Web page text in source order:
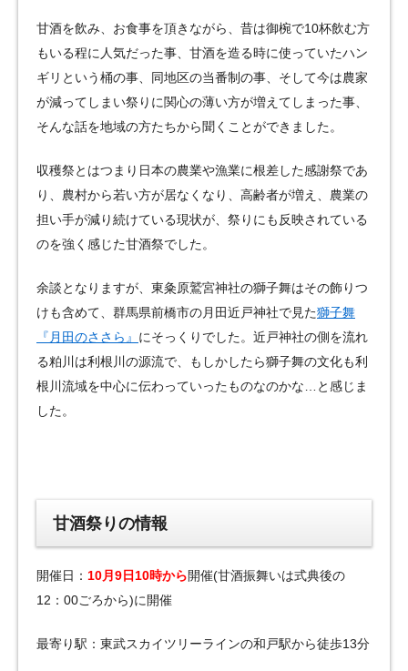
甘酒を飲み、お食事を頂きながら、昔は御椀で10杯飲む方
もいる程に人気だった事、甘酒を造る時に使っていたハン
ギリという桶の事、同地区の当番制の事、そして今は農家
が減ってしまい祭りに関心の薄い方が増えてしまった事、
そんな話を地域の方たちから聞くことができました。
収穫祭とはつまり日本の農業や漁業に根差した感謝祭であ
り、農村から若い方が居なくなり、高齢者が増え、農業の
担い手が減り続けている現状が、祭りにも反映されている
のを強く感じた甘酒祭でした。
余談となりますが、東粂原鷲宮神社の獅子舞はその飾りつ
けも含めて、群馬県前橋市の月田近戸神社で見た獅子舞
『月田のささら』 にそっくりでした。近戸神社の側を流れ
る粕川は利根川の源流で、もしかしたら獅子舞の文化も利
根川流域を中心に伝わっていったものなのかな…と感じま
した。
甘酒祭りの情報
開催日： 10月9日10時から開催(甘酒振舞いは式典後の
12：00ごろから)に開催
最寄り駅：東武スカイツリーラインの和戸駅から徒歩13分